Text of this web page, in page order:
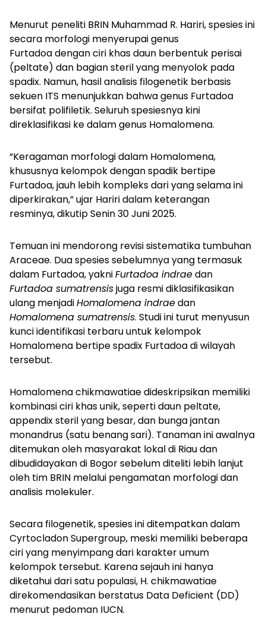
Menurut peneliti BRIN Muhammad R. Hariri, spesies ini
secara morfologi menyerupai genus
Furtadoa dengan ciri khas daun berbentuk perisai
(peltate) dan bagian steril yang menyolok pada
spadix. Namun, hasil analisis filogenetik berbasis
sekuen ITS menunjukkan bahwa genus Furtadoa
bersifat polifiletik. Seluruh spesiesnya kini
direklasifikasi ke dalam genus Homalomena.
“Keragaman morfologi dalam Homalomena,
khususnya kelompok dengan spadik bertipe
Furtadoa, jauh lebih kompleks dari yang selama ini
diperkirakan,” ujar Hariri dalam keterangan
resminya, dikutip Senin 30 Juni 2025.
Temuan ini mendorong revisi sistematika tumbuhan
Araceae. Dua spesies sebelumnya yang termasuk
dalam Furtadoa, yakniFurtadoa indraedan
Furtadoa sumatrensisjuga resmi diklasifikasikan
ulang menjadiHomalomena indraedan
Homalomena sumatrensis. Studi ini turut menyusun
kunci identifikasi terbaru untuk kelompok
Homalomena bertipe spadix Furtadoa di wilayah
tersebut.
Homalomena chikmawatiae dideskripsikan memiliki
kombinasi ciri khas unik, seperti daun peltate,
appendix steril yang besar, dan bunga jantan
monandrus (satu benang sari). Tanaman ini awalnya
ditemukan oleh masyarakat lokal di Riau dan
dibudidayakan di Bogor sebelum diteliti lebih lanjut
oleh tim BRIN melalui pengamatan morfologi dan
analisis molekuler.
Secara filogenetik, spesies ini ditempatkan dalam
Cyrtocladon Supergroup, meski memiliki beberapa
ciri yang menyimpang dari karakter umum
kelompok tersebut. Karena sejauh ini hanya
diketahui dari satu populasi, H. chikmawatiae
direkomendasikan berstatus Data Deficient (DD)
menurut pedoman IUCN.